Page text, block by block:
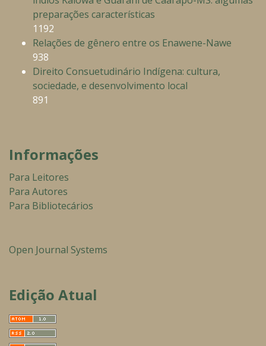
preparações características
1192
Relações de gênero entre os Enawene-Nawe
938
Direito Consuetudinário Indígena: cultura,
sociedade, e desenvolvimento local
891
Informações
Para Leitores
Para Autores
Para Bibliotecários
Open Journal Systems
Edição Atual